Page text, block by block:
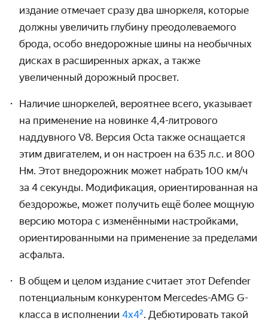
издание отмечает сразу два шноркеля, которые
должны увеличить глубину преодолеваемого
брода, особо внедорожные шины на необычных
дисках в расширенных арках, а также
увеличенный дорожный просвет.
Наличие шноркелей, вероятнее всего, указывает
на применение на новинке 4,4-литрового
наддувного V8. Версия Octa также оснащается
этим двигателем, и он настроен на 635 л.с. и 800
Нм. Этот внедорожник может набрать 100 км/ч
за 4 секунды. Модификация, ориентированная на
бездорожье, может получить ещё более мощную
версию мотора с изменёнными настройками,
ориентированными на применение за пределами
асфальта.
В общем и целом издание считает этот Defender
потенциальным конкурентом Mercedes-AMG G-
класса в исполнении 4х4². Дебютировать такой